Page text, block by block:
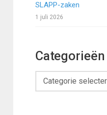
SLAPP-zaken
1 juli 2026
Categorieën
Categorieën